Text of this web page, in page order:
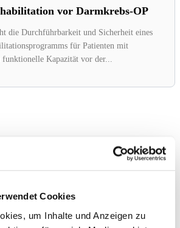
Cookies
um Inhalte und Anzeigen zu
vor Darmkrebs-OP
die Durchführbarkeit und Sicherheit eines
für Patienten mit
Kapazität vor der...
als Biomarker für
Probanden aus der MiSBIE-
(cf-mtDNA) in Speichel innerhalb von